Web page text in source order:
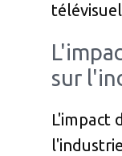
sur
L'impact